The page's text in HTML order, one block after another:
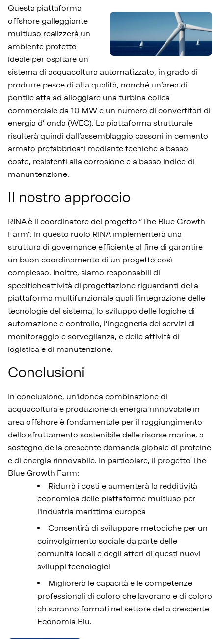
Questa piattaforma
offshore galleggiante
multiuso realizzerà un
ambiente protetto
ideale per ospitare un
sistema di acquacoltura automatizzato, in grado di
produrre pesce di alta qualità, nonché un’area di
pontile atta ad alloggiare una turbina eolica
commerciale da 10 MW e un numero di convertitori di
energia d’ onda (WEC). La piattaforma strutturale
risulterà quindi dall’assemblaggio cassoni in cemento
armato prefabbricati mediante tecniche a basso
costo, resistenti alla corrosione e a basso indice di
manuntenzione.
Il nostro approccio
RINA è il coordinatore del progetto “The Blue Growth
Farm”. In questo ruolo RINA implementerà una
struttura di governance efficiente al fine di garantire
un buon coordinamento di un progetto così
complesso. Inoltre, siamo responsabili di
specificheattività di progettazione riguardanti della
piattaforma multifunzionale quali l'integrazione delle
tecnologie del sistema, lo sviluppo delle logiche di
automazione e controllo, l’ingegneria dei servizi di
monitoraggio e sorveglianza, e delle attività di
logistica e di manutenzione.
Conclusioni
In conclusione, un'idonea combinazione di
acquacoltura e produzione di energia rinnovabile in
area offshore è fondamentale per il raggiungimento
dello sfruttamento sostenibile delle risorse marine, a
sostegno della crescente domanda globale di proteine
e di energia rinnovabile. In particolare, il progetto The
Blue Growth Farm:
Ridurrà i costi e aumenterà la redditività
economica delle piattaforme multiuso per
l'industria marittima europea
Consentirà di sviluppare metodiche per un
coinvolgimento sociale da parte delle
comunità locali e degli attori di questi nuovi
sviluppi tecnologici
Migliorerà le capacità e le competenze
professionali di coloro che lavorano e di coloro
ch saranno formati nel settore della crescente
Economia Blu.